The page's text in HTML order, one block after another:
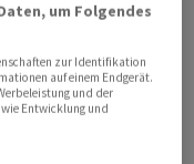
bei
Jahr 2025 ​an.
weil sie von der
um Folgendes
zur Identifikation
auf einem Endgerät.
und der
Entwicklung und